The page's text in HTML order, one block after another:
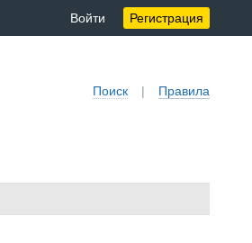
Войти Регистрация
Поиск | Правила